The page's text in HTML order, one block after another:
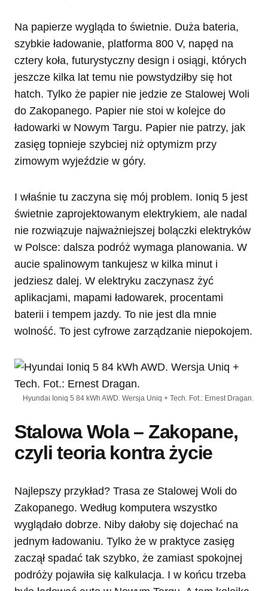
Na papierze wygląda to świetnie. Duża bateria,
szybkie ładowanie, platforma 800 V, napęd na
cztery koła, futurystyczny design i osiągi, których
jeszcze kilka lat temu nie powstydziłby się hot
hatch. Tylko że papier nie jedzie ze Stalowej Woli
do Zakopanego. Papier nie stoi w kolejce do
ładowarki w Nowym Targu. Papier nie patrzy, jak
zasięg topnieje szybciej niż optymizm przy
zimowym wyjeździe w góry.
I właśnie tu zaczyna się mój problem. Ioniq 5 jest
świetnie zaprojektowanym elektrykiem, ale nadal
nie rozwiązuje najważniejszej bolączki elektryków
w Polsce: dalsza podróż wymaga planowania. W
aucie spalinowym tankujesz w kilka minut i
jedziesz dalej. W elektryku zaczynasz żyć
aplikacjami, mapami ładowarek, procentami
baterii i tempem jazdy. To nie jest dla mnie
wolność. To jest cyfrowe zarządzanie niepokojem.
Hyundai Ioniq 5 84 kWh AWD. Wersja Uniq + Tech. Fot.: Ernest Dragan.
Stalowa Wola – Zakopane,
czyli teoria kontra życie
Najlepszy przykład? Trasa ze Stalowej Woli do
Zakopanego. Według komputera wszystko
wyglądało dobrze. Niby dałoby się dojechać na
jednym ładowaniu. Tylko że w praktyce zasięg
zaczął spadać tak szybko, że zamiast spokojnej
podróży pojawiła się kalkulacja. I w końcu trzeba